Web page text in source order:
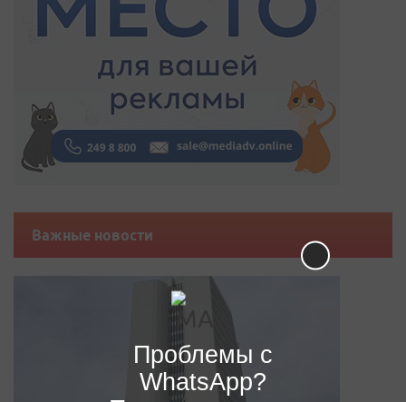
Важные новости
Проблемы с
WhatsApp?